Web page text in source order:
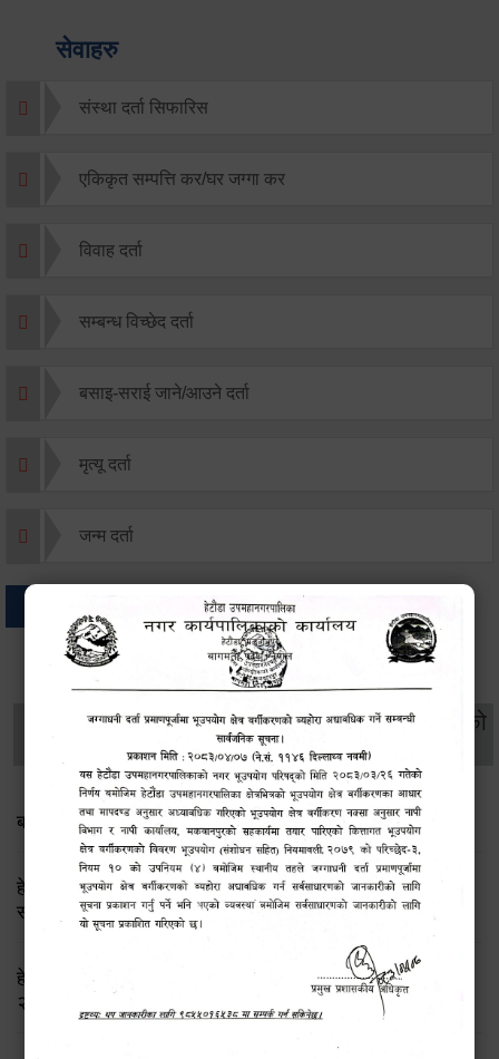
सेवाहरु
संस्था दर्ता सिफारिस
एकिकृत सम्पत्ति कर/घर जग्गा कर
विवाह दर्ता
सम्बन्ध विच्छेद दर्ता
बसाइ-सराई जाने/आउने दर्ता
मृत्यू दर्ता
जन्म दर्ता
थप विवरणहरु
सामाजिक सुरक्षा तथा
व्यक्तिगत घटना दर्ता
महिला
विकास
सूचनाको
बाल भेला तथा योजना तर्जुमा सम्बन्धी सूचना
हेटौंडा उपमहानगरपालिका: लैङ्गिक समानता तथा सामाजिक
समावेशीकरण परीक्षण प्रतिवेदन २०८२
हेटौंडा उपमहानगरपालिकाको लैङ्गिक हिंसा निवारण रणनीति
२०७६-२०८६ तथा बाल विवाह उन्मूलन कार्ययोजना २०७६-२०७८